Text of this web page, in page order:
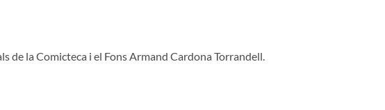
de la Comicteca i el Fons Armand Cardona Torrandell.